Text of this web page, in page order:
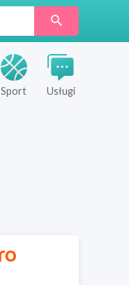
Sport Usługi